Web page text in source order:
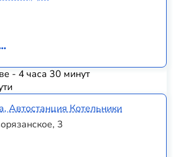
- 4 часа 30 минут
Автостанция Котельники
3